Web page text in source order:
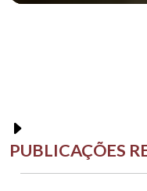
PUBLICAÇÕES